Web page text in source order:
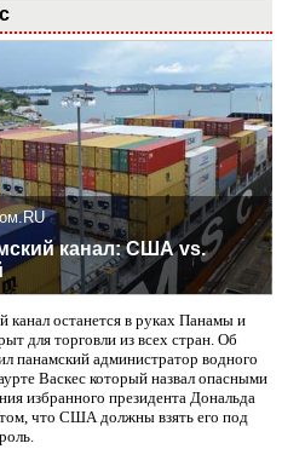
канал: США vs.
канал останется в руках Панамы и
для торговли из всех стран. Об
панамский администратор водного
Васкес который назвал опасными
избранного президента Дональда
что США должны взять его под